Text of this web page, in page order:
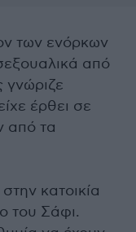
των ενόρκων
από
γνώριζε
έρθει σε
από τα
κατοικία
του Σάφι.